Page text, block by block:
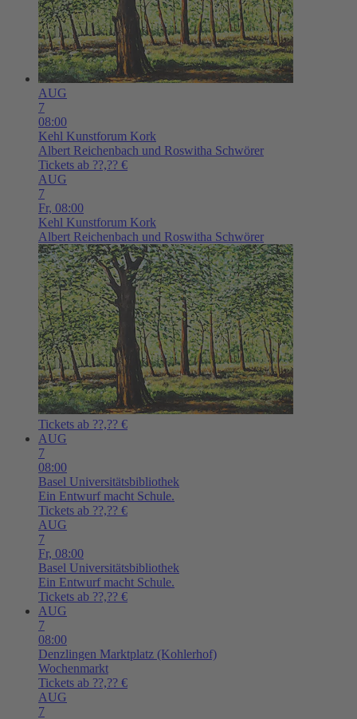
AUG
7
08:00
Kehl Kunstforum Kork
Albert Reichenbach und Roswitha Schwörer
Tickets ab ??,?? €
AUG
7
Fr, 08:00
Kehl Kunstforum Kork
Albert Reichenbach und Roswitha Schwörer
Tickets ab ??,?? €
AUG
7
08:00
Basel Universitätsbibliothek
Ein Entwurf macht Schule.
Tickets ab ??,?? €
AUG
7
Fr, 08:00
Basel Universitätsbibliothek
Ein Entwurf macht Schule.
Tickets ab ??,?? €
AUG
7
08:00
Denzlingen Marktplatz (Kohlerhof)
Wochenmarkt
Tickets ab ??,?? €
AUG
7